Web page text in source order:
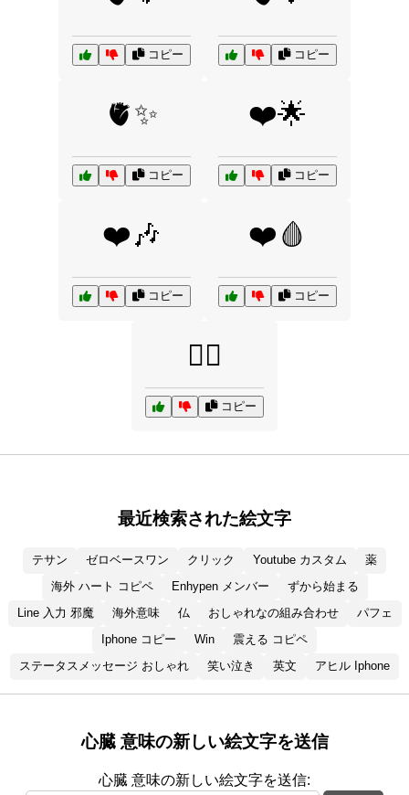
コピー コピー
🫀✨
コピー
❤️🌟
コピー
❤️🎶
コピー
❤️🩸
コピー
❤️‍🔥
コピー
最近検索された絵文字
テサン ゼロベースワン クリック Youtube カスタム
薬
海外 ハート コピペ
Enhypen メンバー
ずから始まる
Line 入力 邪魔
海外意味 仏 おしゃれなの組み合わせ
パフェ
Iphone コピー
Win
震える コピペ
ステータスメッセージ おしゃれ
笑い泣き 英文 アヒル Iphone
心臓 意味の新しい絵文字を送信
心臓 意味の新しい絵文字を送信: